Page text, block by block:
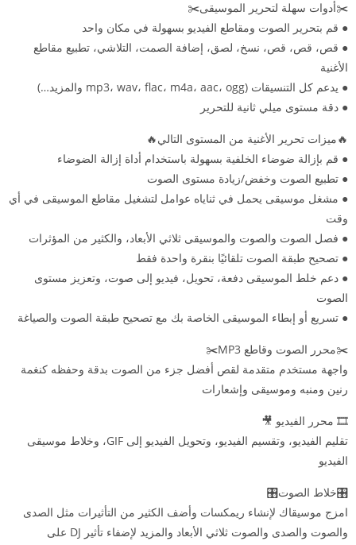
✂️أدوات سهلة لتحرير الموسيقى✂️
● قم بتحرير الصوت ومقاطع الفيديو بسهولة في مكان واحد
● قص، قص، قص، نسخ، لصق، إضافة الصمت، التلاشي، تطبيع مقاطع
الأغنية
● يدعم كل التنسيقات (mp3، wav، flac، m4a، aac، ogg والمزيد…)
● دقة مستوى ميلي ثانية للتحرير
🔥ميزات تحرير الأغنية من المستوى التالي🔥
● قم بإزالة ضوضاء الخلفية بسهولة باستخدام أداة إزالة الضوضاء
● تطبيع الصوت وخفض/زيادة مستوى الصوت
● مشغل موسيقى يحمل في ثناياه عوامل لتشغيل مقاطع الموسيقى في أي
وقت
● فصل الصوت والصوت والموسيقى ثلاثي الأبعاد، والكثير من المؤثرات
● تصحيح طبقة الصوت تلقائيًا بنقرة واحدة فقط
● دعم خلط الموسيقى دفعة، تحويل، فيديو إلى صوت، وتعزيز مستوى
الصوت
● تسريع أو إبطاء الموسيقى الخاصة بك مع تصحيح طبقة الصوت والصياغة
✂️محرر الصوت وقاطع MP3✂️
واجهة مستخدم متقدمة لقص أفضل جزء من الصوت بدقة وحفظه كنغمة
رنين ومنبه وموسيقى وإشعارات
🎞️ محرر الفيديو 🎥
تقليم الفيديو، وتقسيم الفيديو، وتحويل الفيديو إلى GIF، وخلاط موسيقى
الفيديو
🎛️خلاط الصوت🎛️
امزج موسيقاك لإنشاء ريمكسات وأضف الكثير من التأثيرات مثل الصدى
والصوت والصدى والصوت ثلاثي الأبعاد والمزيد لإضفاء تأثير DJ على